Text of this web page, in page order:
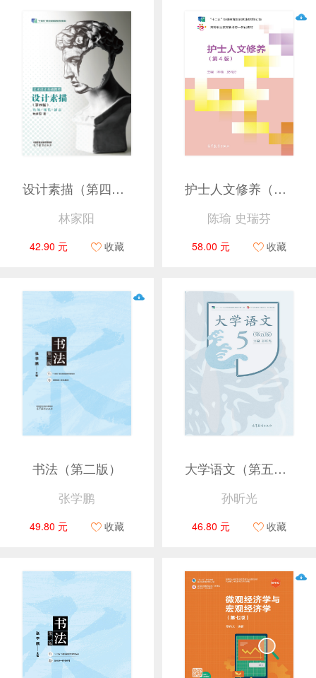
设计素描（第四版）（换封面，十四五）
林家阳
42.90 元 收藏
护士人文修养（第4版）
陈瑜 史瑞芬
58.00 元 收藏
书法（第二版）
张学鹏
49.80 元 收藏
大学语文（第五版）
孙昕光
46.80 元 收藏